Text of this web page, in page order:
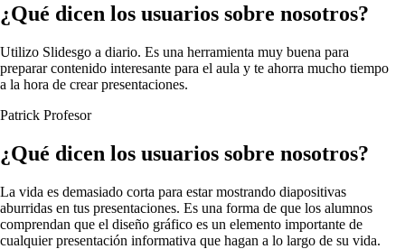
¿Qué dicen los usuarios sobre nosotros?
Utilizo Slidesgo a diario. Es una herramienta muy buena para
preparar contenido interesante para el aula y te ahorra mucho tiempo
a la hora de crear presentaciones.
Patrick Profesor
¿Qué dicen los usuarios sobre nosotros?
La vida es demasiado corta para estar mostrando diapositivas
aburridas en tus presentaciones. Es una forma de que los alumnos
comprendan que el diseño gráfico es un elemento importante de
cualquier presentación informativa que hagan a lo largo de su vida.